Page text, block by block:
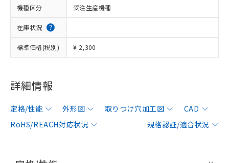
機種区分 受注生産機種
在庫状況
標準価格(税別) ¥ 2,300
詳細情報
定格/性能 外形図 取りつけ穴加工図
CAD
RoHS/REACH対応状況
規格認証/適合状況